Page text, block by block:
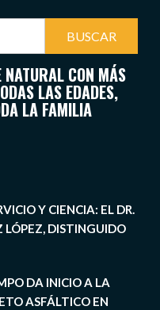
CON MÁS
LAS EDADES,
LA FAMILIA
Y CIENCIA: EL DR.
DISTINGUIDO
DA INICIO A LA
ASFÁLTICO EN